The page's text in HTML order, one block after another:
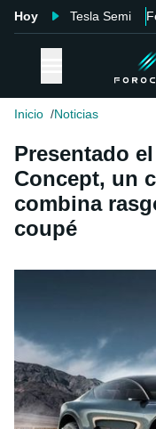
Hoy Tesla Semi
Inicio Noticias
Presentado
Concept, un
combina
coupé